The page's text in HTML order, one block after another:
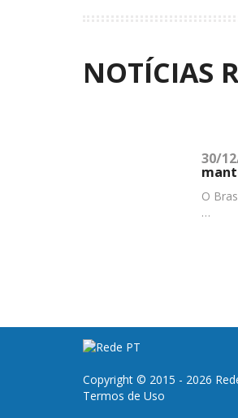
NOTÍCIAS
30/
O
…
Copyright © 2015 - 2026
Termos de Uso